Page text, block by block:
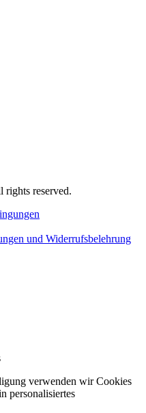
rights reserved.
und Widerrufsbelehrung
verwenden wir Cookies
personalisiertes